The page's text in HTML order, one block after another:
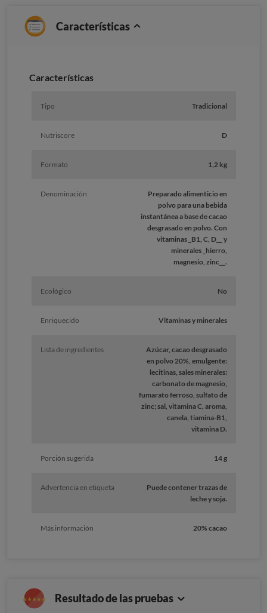
Características
Características
Tipo Tradicional
Nutriscore D
Formato 1,2 kg
Denominación
Preparado alimenticio en
polvo para una bebida
instantánea a base de cacao
desgrasado en polvo. Con
vitaminas _B1, C, D__ y
minerales _hierro,
magnesio, zinc__.
Ecológico No
Enriquecido Vitaminas y minerales
Lista de ingredientes
Azúcar, cacao desgrasado
en polvo 20%, emulgente:
lecitinas, sales minerales:
carbonato de magnesio,
fumarato ferroso, sulfato de
zinc; sal, vitamina C, aroma,
canela, tiamina-B1,
vitamina D.
Porción sugerida 14 g
Advertencia en etiqueta
Puede contener trazas de
leche y soja.
Más información 20% cacao
Resultado de las pruebas